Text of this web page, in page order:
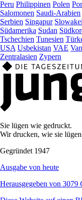
Peru Philippinen Polen
Salomonen Saudi-Arabien
Serbien Singapur Slowakei
Südamerika Sudan
Tschechien Tunesien
USA Usbekistan VAE
Zentralasien Zypern
Sie lügen wie gedruckt.
Wir drucken, wie sie
Gegründet 1947
Ausgabe von heute
Herausgegeben von 3079